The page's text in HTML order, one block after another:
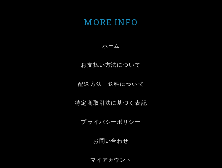
MORE INFO
ホーム
お支払い方法について
配送方法・送料について
特定商取引法に基づく表記
プライバシーポリシー
お問い合わせ
マイアカウント